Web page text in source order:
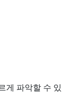
게 파악할 수 있